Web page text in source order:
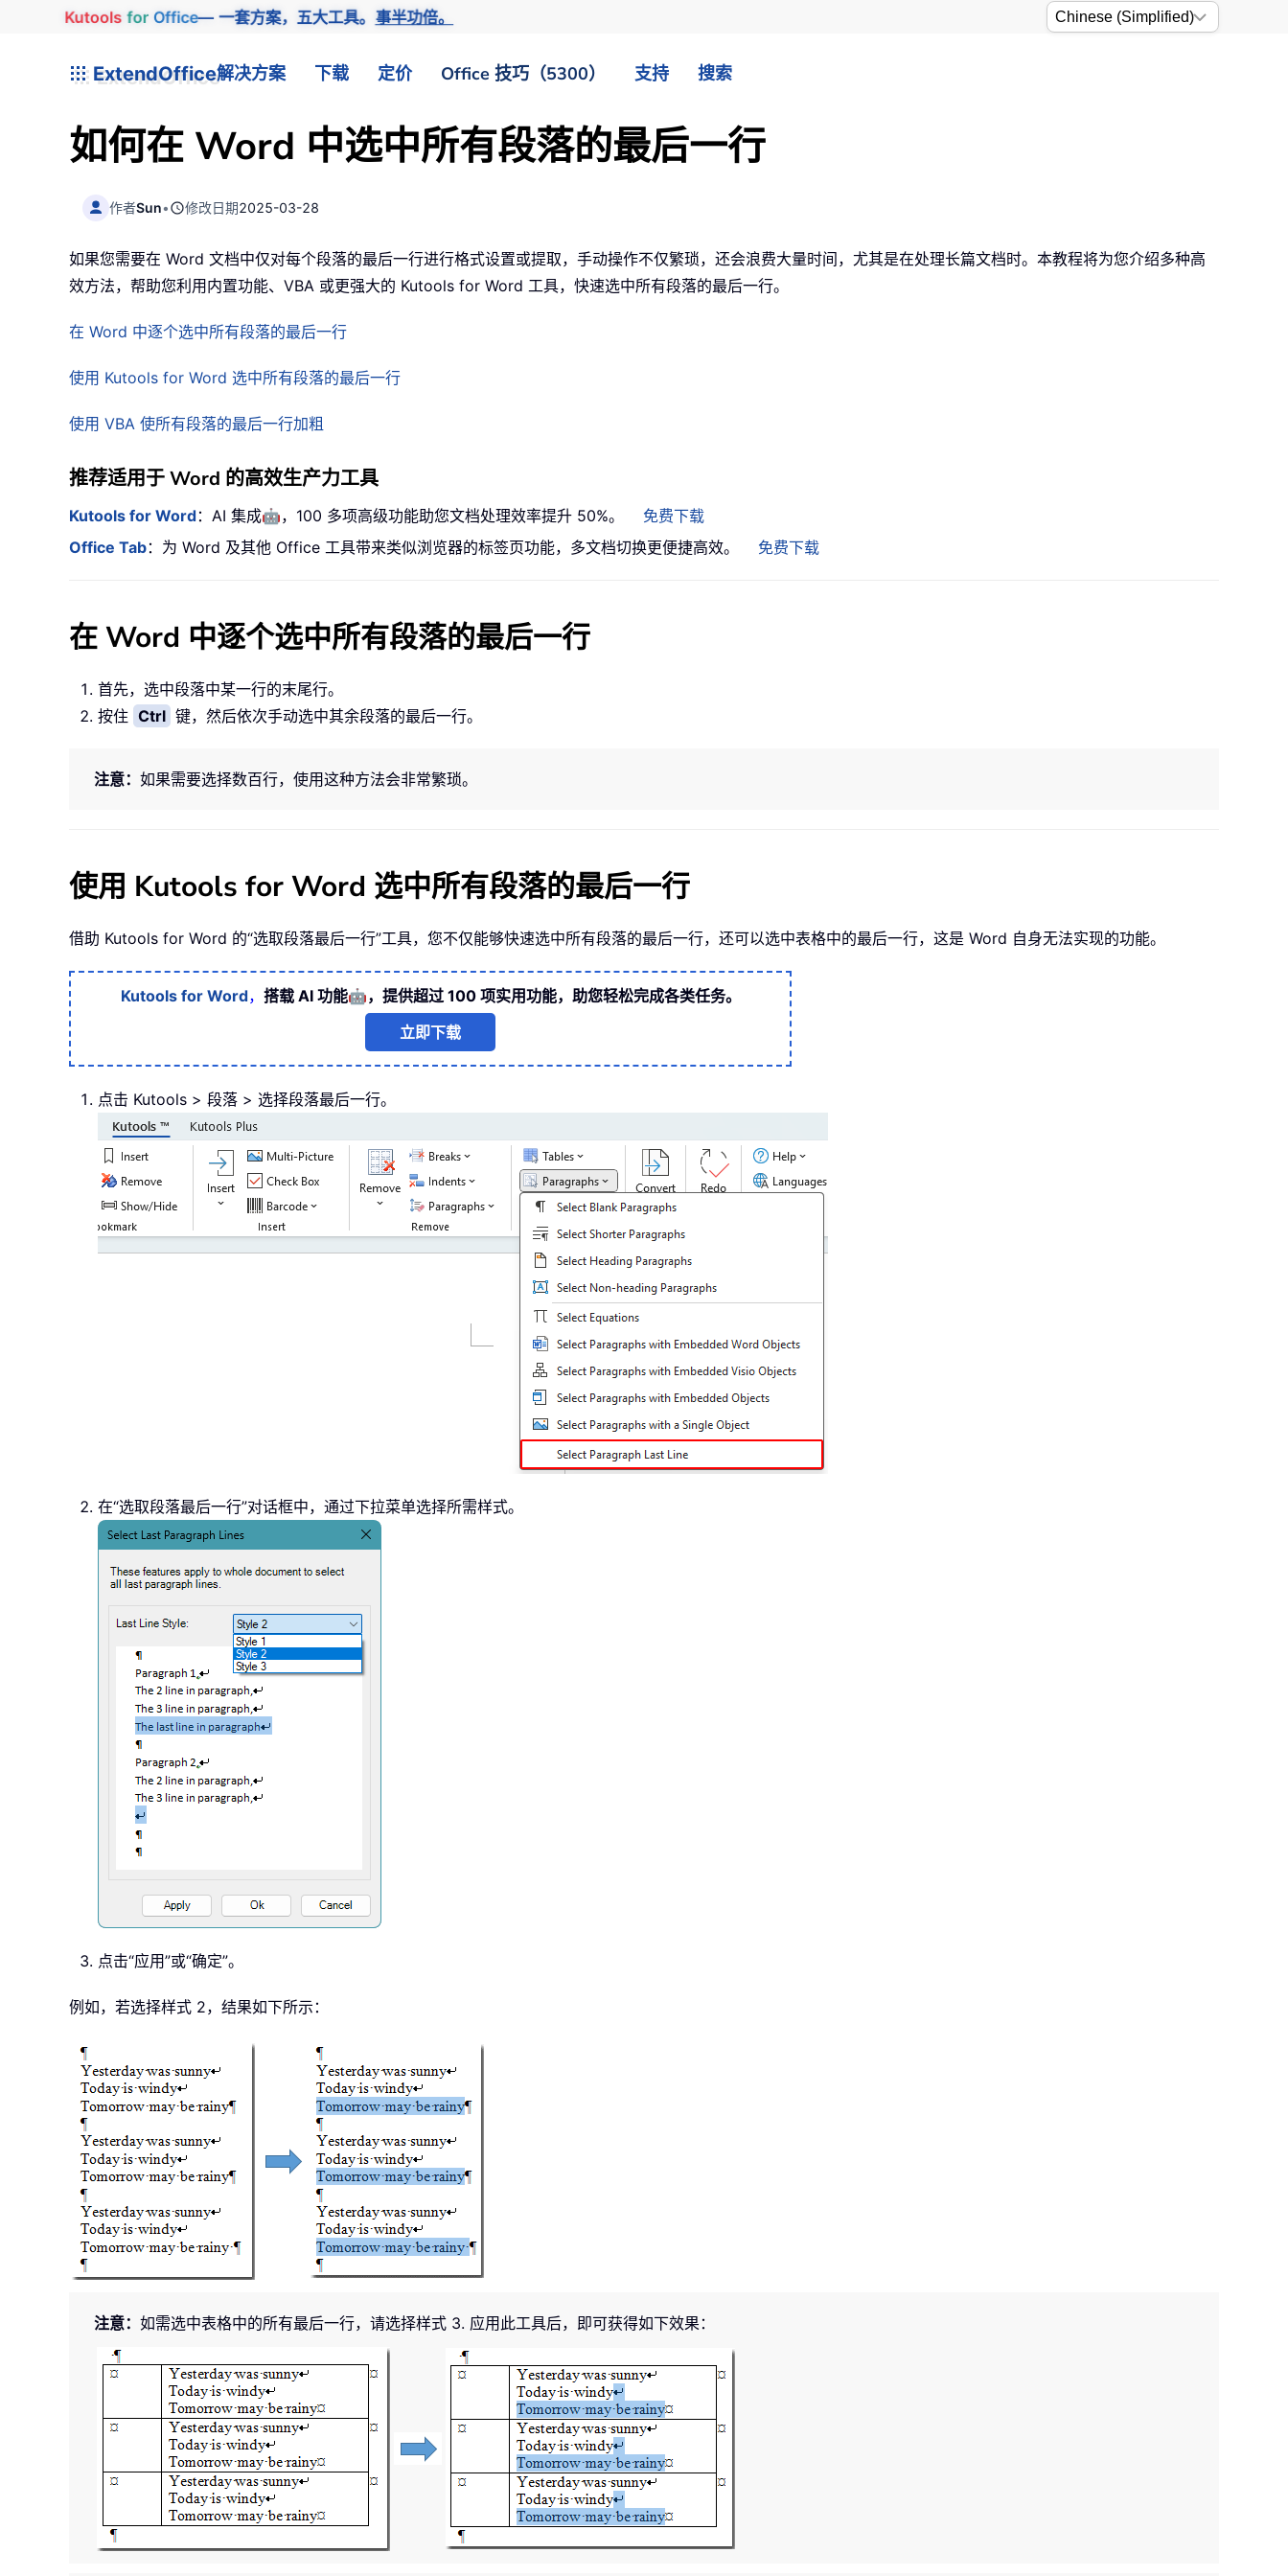
Kutools for Office— 一套方案，五大工具。 事半功倍。
ExtendOffice解决方案 下载 定价 Office 技巧（5300） 支持 搜索
如何在 Word 中选中所有段落的最后一行
作者Sun• 修改日期2025-03-28
如果您需要在 Word 文档中仅对每个段落的最后一行进行格式设置或提取，手动操作不仅繁琐，还会浪费大量时间，尤其是在处理长篇文档时。本教程将为您介绍多种高
效方法，帮助您利用内置功能、VBA 或更强大的 Kutools for Word 工具，快速选中所有段落的最后一行。
在 Word 中逐个选中所有段落的最后一行
使用 Kutools for Word 选中所有段落的最后一行
使用 VBA 使所有段落的最后一行加粗
推荐适用于 Word 的高效生产力工具
Kutools for Word：AI 集成🤖，100 多项高级功能助您文档处理效率提升 50%。
免费下载
Office Tab：为 Word 及其他 Office 工具带来类似浏览器的标签页功能，多文档切换更便捷高效。 免费下载
在 Word 中逐个选中所有段落的最后一行
首先，选中段落中某一行的末尾行。
按住 Ctrl 键，然后依次手动选中其余段落的最后一行。
注意： 如果需要选择数百行，使用这种方法会非常繁琐。
使用 Kutools for Word 选中所有段落的最后一行
借助 Kutools for Word 的“选取段落最后一行”工具，您不仅能够快速选中所有段落的最后一行，还可以选中表格中的最后一行，这是 Word 自身无法实现的功能。
Kutools for Word， 搭载 AI 功能🤖，提供超过 100 项实用功能，助您轻松完成各类任务。
立即下载
点击 Kutools > 段落 > 选择段落最后一行。
在“选取段落最后一行”对话框中，通过下拉菜单选择所需样式。
点击“应用”或“确定”。
例如，若选择样式 2，结果如下所示：
注意： 如需选中表格中的所有最后一行，请选择样式 3. 应用此工具后，即可获得如下效果：